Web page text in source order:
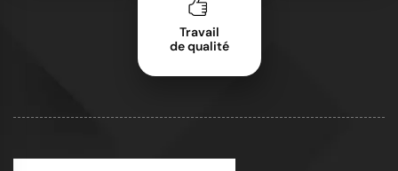
Travail
de qualité